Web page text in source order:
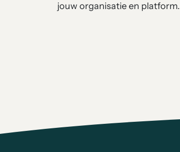
jouw organisatie en platform.